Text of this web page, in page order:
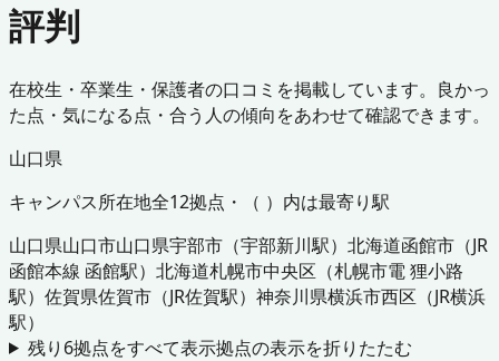
評判
在校生・卒業生・保護者の口コミを掲載しています。良かっ
た点・気になる点・合う人の傾向をあわせて確認できます。
山口県
キャンパス所在地全12拠点・（ ）内は最寄り駅
山口県山口市山口県宇部市 （宇部新川駅） 北海道函館市 （JR
函館本線 函館駅） 北海道札幌市中央区 （札幌市電 狸小路
駅） 佐賀県佐賀市 （JR佐賀駅） 神奈川県横浜市西区 （JR横浜
駅）
残り 6拠点をすべて表示拠点の表示を折りたたむ